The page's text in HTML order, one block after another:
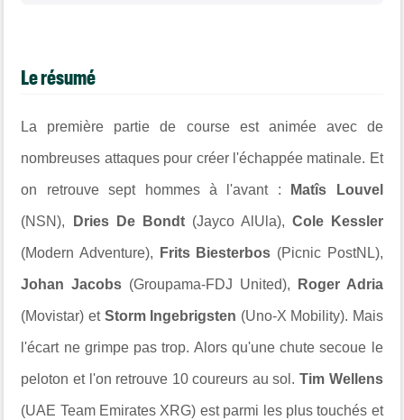
Le résumé
La première partie de course est animée avec de
nombreuses attaques pour créer l'échappée matinale. Et
on retrouve sept hommes à l'avant : Matîs Louvel
(NSN), Dries De Bondt(Jayco AlUla), Cole Kessler
(Modern Adventure), Frits Biesterbos (Picnic PostNL),
Johan Jacobs (Groupama-FDJ United), Roger Adria
(Movistar) et Storm Ingebrigsten (Uno-X Mobility). Mais
l'écart ne grimpe pas trop. Alors qu'une chute secoue le
peloton et l'on retrouve 10 coureurs au sol. Tim Wellens
(UAE Team Emirates XRG) est parmi les plus touchés et